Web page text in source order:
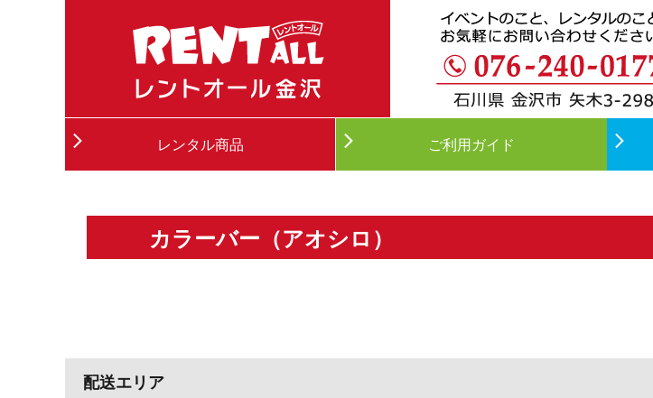
レンタル商品 ご利用ガイド
カラーバー（アオシロ）
配送エリア